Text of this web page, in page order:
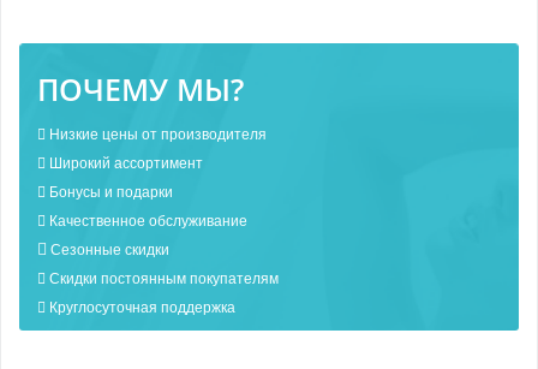
ПОЧЕМУ МЫ?
Низкие цены от производителя
Широкий ассортимент
Бонусы и подарки
Качественное обслуживание
Сезонные скидки
Скидки постоянным покупателям
Круглосуточная поддержка